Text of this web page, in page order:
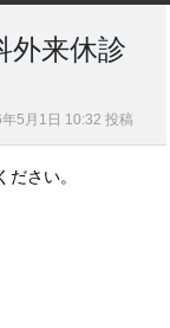
外来休診
5月1日 10:32 投稿
さい。